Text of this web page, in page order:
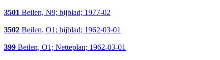
3501 Beilen, N9; bijblad; 1977-02
3502 Beilen, O1; bijblad; 1962-03-01
399 Beilen, O1; Netteplan; 1962-03-01